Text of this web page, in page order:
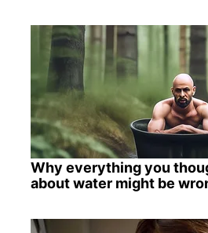
Why everything you
about water might be